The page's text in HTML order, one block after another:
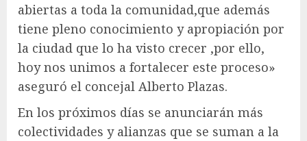
abiertas a toda la comunidad,que además
tiene pleno conocimiento y apropiación por
la ciudad que lo ha visto crecer ,por ello,
hoy nos unimos a fortalecer este proceso»
aseguró el concejal Alberto Plazas.
En los próximos días se anunciarán más
colectividades y alianzas que se suman a la